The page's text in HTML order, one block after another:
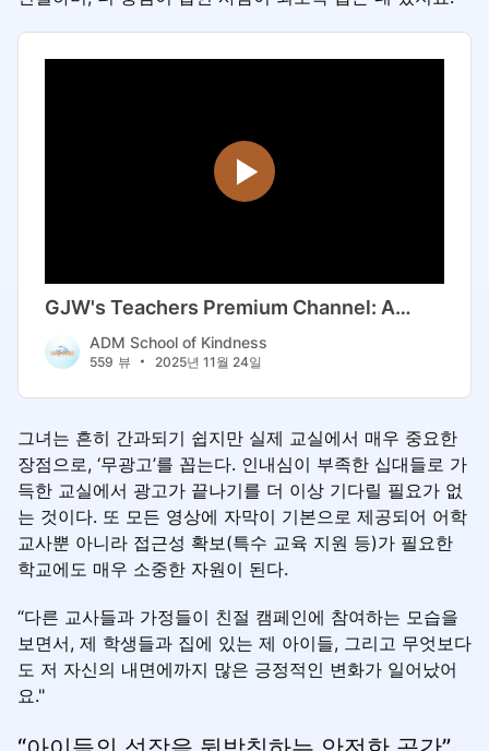
그녀는 흔히 간과되기 쉽지만 실제 교실에서 매우 중요한
장점으로, ‘무광고’를 꼽는다. 인내심이 부족한 십대들로 가
득한 교실에서 광고가 끝나기를 더 이상 기다릴 필요가 없
는 것이다. 또 모든 영상에 자막이 기본으로 제공되어 어학
교사뿐 아니라 접근성 확보(특수 교육 지원 등)가 필요한
학교에도 매우 소중한 자원이 된다.
“다른 교사들과 가정들이 친절 캠페인에 참여하는 모습을
보면서, 제 학생들과 집에 있는 제 아이들, 그리고 무엇보다
도 저 자신의 내면에까지 많은 긍정적인 변화가 일어났어
요."